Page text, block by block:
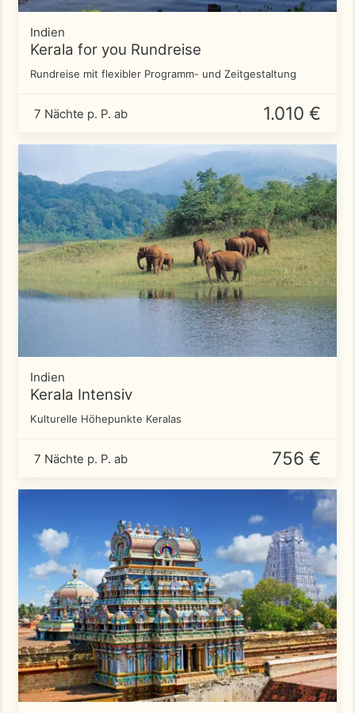
Indien
Kerala for you Rundreise
Rundreise mit flexibler Programm- und Zeitgestaltung
7 Nächte p. P. ab 1.010 €
Indien
Kerala Intensiv
Kulturelle Höhepunkte Keralas
7 Nächte p. P. ab 756 €